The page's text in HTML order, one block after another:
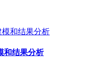
和结果分析